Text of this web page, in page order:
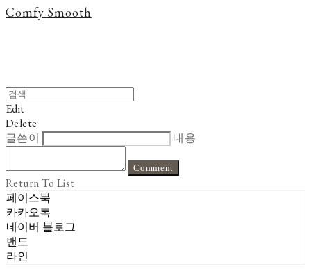
Comfy Smooth
Edit
Delete
글쓴이
내용
Comment
Return To List
페이스북
카카오톡
네이버 블로그
밴드
라인